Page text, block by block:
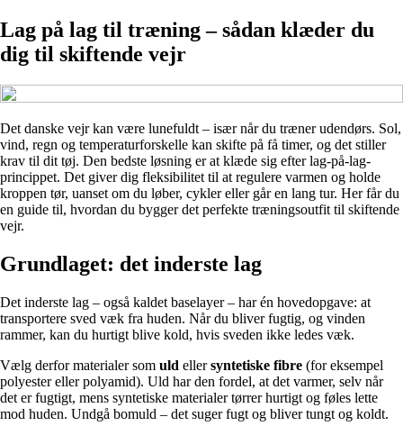
Lag på lag til træning – sådan klæder du
dig til skiftende vejr
Det danske vejr kan være lunefuldt – især når du træner udendørs. Sol,
vind, regn og temperaturforskelle kan skifte på få timer, og det stiller
krav til dit tøj. Den bedste løsning er at klæde sig efter lag-på-lag-
princippet. Det giver dig fleksibilitet til at regulere varmen og holde
kroppen tør, uanset om du løber, cykler eller går en lang tur. Her får du
en guide til, hvordan du bygger det perfekte træningsoutfit til skiftende
vejr.
Grundlaget: det inderste lag
Det inderste lag – også kaldet baselayer – har én hovedopgave: at
transportere sved væk fra huden. Når du bliver fugtig, og vinden
rammer, kan du hurtigt blive kold, hvis sveden ikke ledes væk.
Vælg derfor materialer som uld ellersyntetiske fibre (for eksempel
polyester eller polyamid). Uld har den fordel, at det varmer, selv når
det er fugtigt, mens syntetiske materialer tørrer hurtigt og føles lette
mod huden. Undgå bomuld – det suger fugt og bliver tungt og koldt.